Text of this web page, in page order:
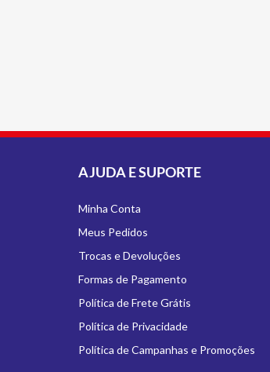
AJUDA E SUPORTE
Minha Conta
Meus Pedidos
Trocas e Devoluções
Formas de Pagamento
Política de Frete Grátis
Política de Privacidade
Política de Campanhas e Promoções